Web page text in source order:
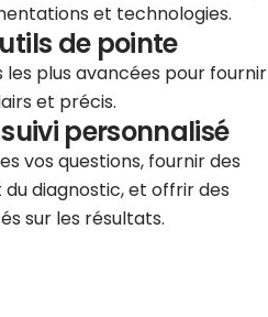
et technologies.
de pointe
les plus avancées pour fournir
et précis.
personnalisé
vos questions, fournir des
diagnostic, et offrir des
sur les résultats.